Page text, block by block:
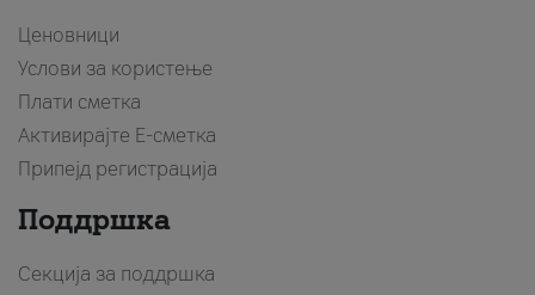
Ценовници
Услови за користење
Плати сметка
Активирајте Е-сметка
Припејд регистрација
Поддршка
Секција за поддршка